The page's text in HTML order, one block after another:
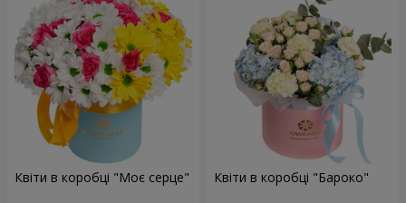
Квіти в коробці "Моє серце" Квіти в коробці "Бароко"